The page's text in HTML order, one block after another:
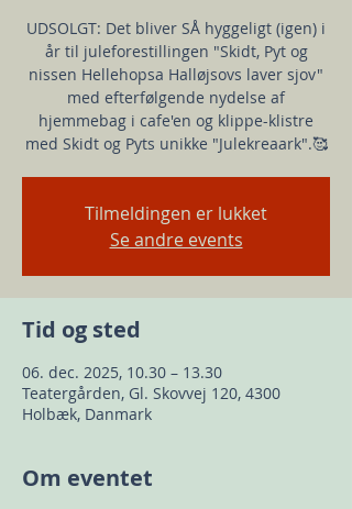
UDSOLGT: Det bliver SÅ hyggeligt (igen) i
år til juleforestillingen "Skidt, Pyt og
nissen Hellehopsa Halløjsovs laver sjov"
med efterfølgende nydelse af
hjemmebag i cafe'en og klippe-klistre
med Skidt og Pyts unikke "Julekreaark".🥰
Tilmeldingen er lukket
Se andre events
Tid og sted
06. dec. 2025, 10.30 – 13.30
Teatergården, Gl. Skovvej 120, 4300
Holbæk, Danmark
Om eventet